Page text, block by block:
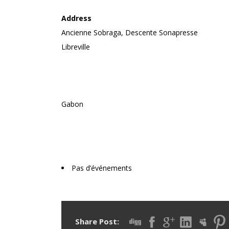
Address
Ancienne Sobraga, Descente Sonapresse
Libreville
Gabon
Pas d’événements
Share Post: